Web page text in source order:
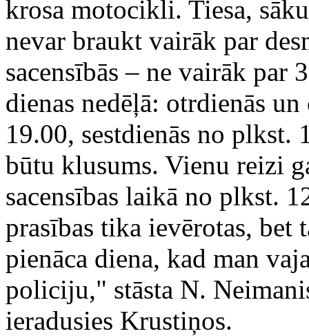
krosa motocikli. Tiesa,
nevar braukt vairāk par
sacensībās – ne vairāk par
dienas nedēļā: otrdienās
19.00, sestdienās no plkst.
būtu klusums. Vienu reizi
sacensības laikā no plkst.
prasības tika ievērotas, bet
pienāca diena, kad man
policiju," stāsta N.
ieradusies Krustiņos.